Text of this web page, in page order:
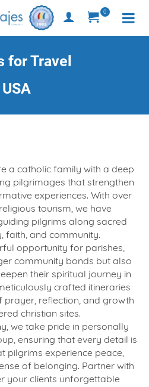
0
for Travel
a catholic family with a deep
pilgrimages that strengthen
experiences. With over
tourism, we have
pilgrims along sacred
faith, and community.
opportunity for parishes,
community bonds but also
their spiritual journey in
crafted itineraries
reflection, and growth
christian sites.
we take pride in personally
ensuring that every detail is
pilgrims experience peace,
of belonging. Partner with
your clients unforgettable